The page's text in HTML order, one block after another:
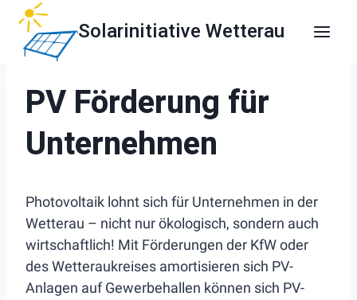
Zum
Inhalt
springen
Solarinitiative Wetterau
PV Förderung für
Unternehmen
Photovoltaik lohnt sich für Unternehmen in der
Wetterau – nicht nur ökologisch, sondern auch
wirtschaftlich! Mit Förderungen der KfW oder
des Wetteraukreises amortisieren sich PV-
Anlagen auf Gewerbehallen können sich PV-